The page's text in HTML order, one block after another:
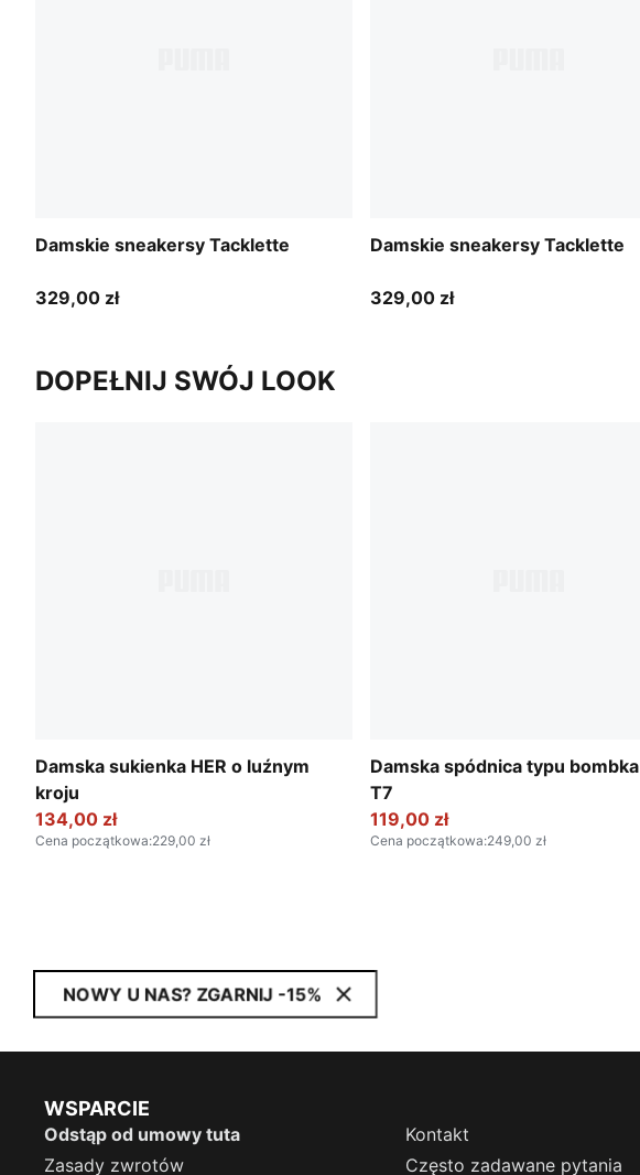
Damskie sneakersy Tacklette
329,00 zł
Damskie sneakersy Tacklette
329,00 zł
DOPEŁNIJ SWÓJ LOOK
Damska sukienka HER o luźnym
kroju
134,00 zł
Cena początkowa:229,00 zł
Damska spódnica typu bombka
T7
119,00 zł
Cena początkowa:249,00 zł
NOWY U NAS? ZGARNIJ -15%
WSPARCIE
Odstąp od umowy tuta
Kontakt
Zasady zwrotów
Często zadawane pytania